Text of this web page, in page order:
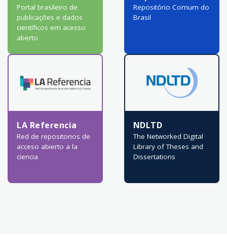
Portal brasileiro de
publicações e dados
científicos em acesso
aberto
Repositório Comum do
Brasil
LA Referencia
Red de repositorios de
acceso abierto a la
ciencia
NDLTD
The Networked Digital
Library of Theses and
Dissertations